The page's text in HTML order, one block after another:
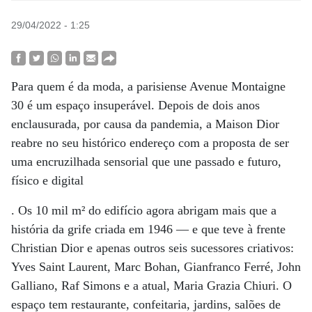
29/04/2022 - 1:25
Para quem é da moda, a parisiense Avenue Montaigne
30 é um espaço insuperável. Depois de dois anos
enclausurada, por causa da pandemia, a Maison Dior
reabre no seu histórico endereço com a proposta de ser
uma encruzilhada sensorial que une passado e futuro,
físico e digital
. Os 10 mil m² do edifício agora abrigam mais que a
história da grife criada em 1946 — e que teve à frente
Christian Dior e apenas outros seis sucessores criativos:
Yves Saint Laurent, Marc Bohan, Gianfranco Ferré, John
Galliano, Raf Simons e a atual, Maria Grazia Chiuri. O
espaço tem restaurante, confeitaria, jardins, salões de